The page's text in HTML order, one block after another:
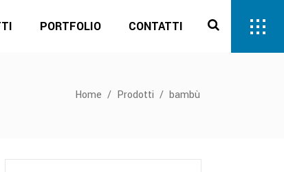
PORTFOLIO CONTATTI
Home / Prodotti / bambù